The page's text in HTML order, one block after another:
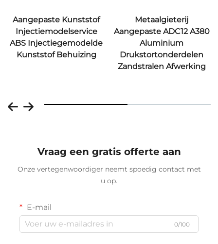
Aangepaste Kunststof
Injectiemodelservice
ABS Injectiegemodelde
Kunststof Behuizing
Metaalgieterij
Aangepaste ADC12 A380
Aluminium
Drukstortonderdelen
Zandstralen Afwerking
Vraag een gratis offerte aan
Onze vertegenwoordiger neemt spoedig contact met
u op.
E-mail
0/100